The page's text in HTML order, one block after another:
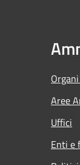
Aree
Uffici
Enti e